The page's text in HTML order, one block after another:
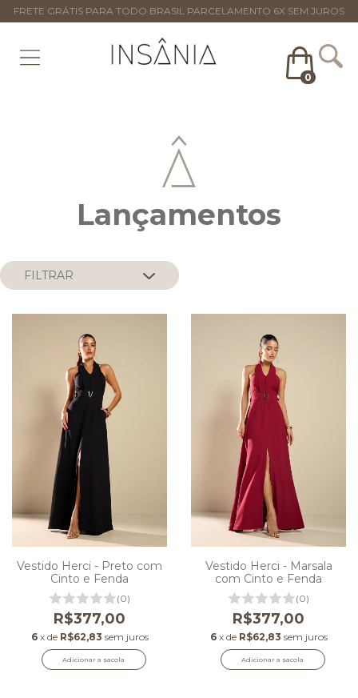
FRETE GRÁTIS PARA TODO BRASIL PARCELAMENTO 6X SEM JUROS
0
Lançamentos
FILTRAR
Vestido Herci - Preto com
Cinto e Fenda
(0)
R$377,00
6 x de R$62,83 sem juros
Adicionar a sacola
Vestido Herci - Marsala
com Cinto e Fenda
(0)
R$377,00
6 x de R$62,83 sem juros
Adicionar a sacola